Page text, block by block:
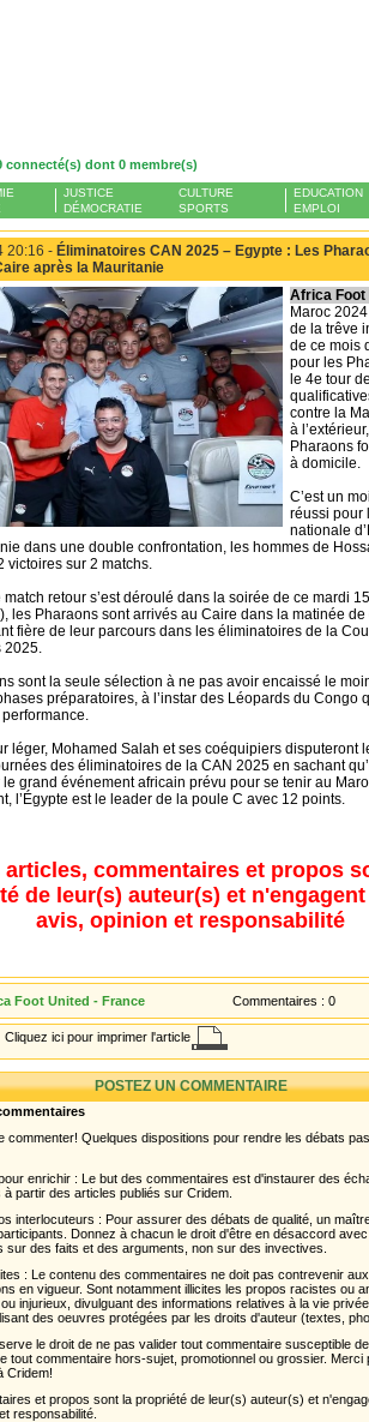
connecté(s) dont 0 membre(s)
JUSTICE
DÉMOCRATIE
CULTURE
SPORTS
EDUCATION
EMPLOI
20:16 - Éliminatoires CAN 2025 – Egypte : Les
après la Mauritanie
Africa Foot
Maroc
de la trêve
de ce mois
pour les
le 4e tour
contre la
à
Pharaons
à domicile.
C’est un
réussi pour
nationale
dans une double confrontation, les hommes de
victoires sur 2 matchs.
retour s’est déroulé dans la soirée de ce mardi
les Pharaons sont arrivés au Caire dans la matinée
fière de leur parcours dans les éliminatoires de la
2025.
sont la seule sélection à ne pas avoir encaissé le
préparatoires, à l’instar des Léopards du Congo
léger, Mohamed Salah et ses coéquipiers disputeront
des éliminatoires de la CAN 2025 en sachant
grand événement africain prévu pour se tenir au
l’Égypte est le leader de la poule C avec 12 points.
articles, commentaires et propos
de leur(s) auteur(s) et
avis, opinion et responsabilité
Foot United - France Commentaires : 0
Cliquez ici pour imprimer l'article
POSTEZ UN COMMENTAIRE
commenter! Quelques dispositions pour rendre les débats
enrichir : Le but des commentaires est d'instaurer des
partir des articles publiés sur Cridem.
interlocuteurs : Pour assurer des débats de qualité, un
Donnez à chacun le droit d'être en désaccord
sur des faits et des arguments, non sur des invectives.
: Le contenu des commentaires ne doit pas contrevenir
en vigueur. Sont notamment illicites les propos racistes ou
injurieux, divulguant des informations relatives à la vie
des oeuvres protégées par les droits d'auteur (textes,
le droit de ne pas valider tout commentaire susceptible
tout commentaire hors-sujet, promotionnel ou grossier. Merci
Cridem!
et propos sont la propriété de leur(s) auteur(s) et
responsabilité.